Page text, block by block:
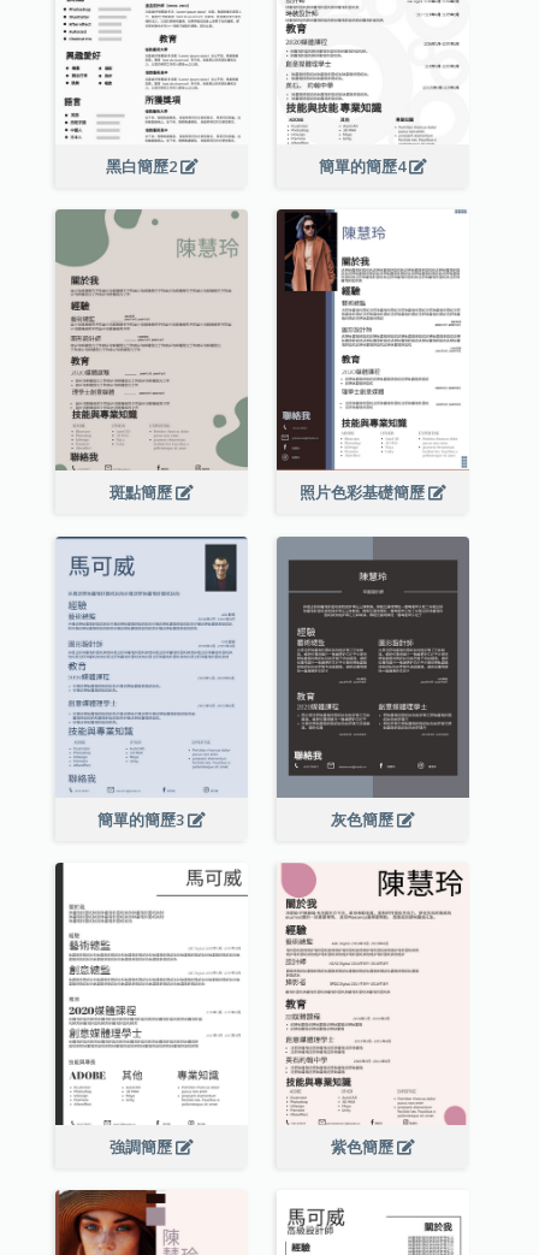
黑白簡歷2 簡單的簡歷4
斑點簡歷 照片色彩基礎簡歷
簡單的簡歷3 灰色簡歷
強調簡歷 紫色簡歷